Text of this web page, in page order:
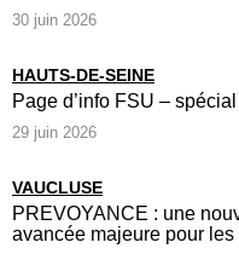
30 juin 2026
HAUTS-DE-SEINE
Page d’info FSU –
29 juin 2026
VAUCLUSE
PREVOYANCE : une
avancée majeure pour les